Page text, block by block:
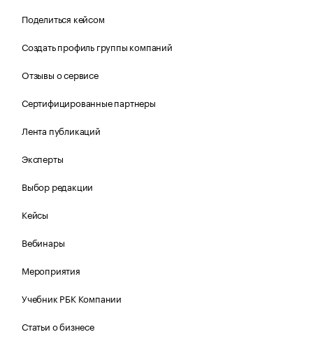
Поделиться кейсом
Создать профиль группы компаний
Отзывы о сервисе
Сертифицированные партнеры
Лента публикаций
Эксперты
Выбор редакции
Кейсы
Вебинары
Мероприятия
Учебник РБК Компании
Статьи о бизнесе